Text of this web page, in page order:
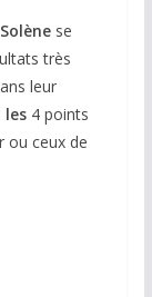
Solènese
très
leur
4 points
ou ceux de